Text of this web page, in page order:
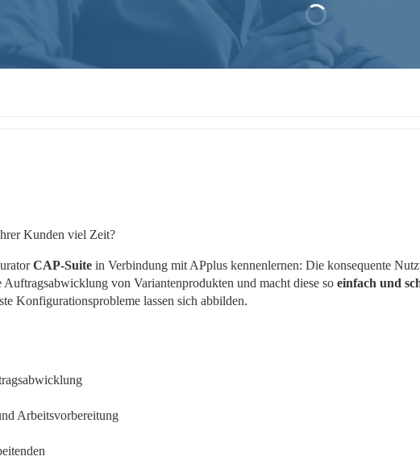
Kunden viel Zeit?
CAP-Suite in Verbindung mit APplus kennenlernen: Die konsequente
von Variantenprodukten und macht diese so einfach und
Konfigurationsprobleme lassen sich abbilden.
Arbeitsvorbereitung